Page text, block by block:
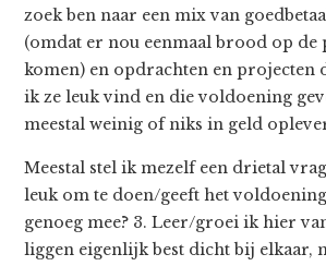
zoek ben naar een mix van
(omdat er nou eenmaal brood op de
komen) en opdrachten en projecten
ik ze leuk vind en die voldoening
meestal weinig of niks in geld
Meestal stel ik mezelf een drietal
leuk om te doen/geeft het
genoeg mee? 3. Leer/groei ik hier
liggen eigenlijk best dicht bij elkaar,